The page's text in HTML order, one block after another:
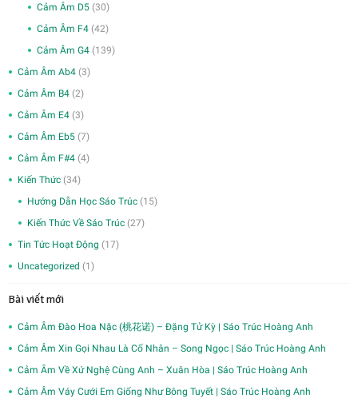
Cảm Âm D5 (30)
Cảm Âm F4 (42)
Cảm Âm G4 (139)
Cảm Âm Ab4 (3)
Cảm Âm B4 (2)
Cảm Âm E4 (3)
Cảm Âm Eb5 (7)
Cảm Âm F#4 (4)
Kiến Thức (34)
Hướng Dẫn Học Sáo Trúc (15)
Kiến Thức Về Sáo Trúc (27)
Tin Tức Hoạt Động (17)
Uncategorized (1)
Bài viết mới
Cảm Âm Đào Hoa Nặc (桃花诺) – Đặng Tử Kỳ | Sáo Trúc Hoàng Anh
Cảm Âm Xin Gọi Nhau Là Cố Nhân – Song Ngọc | Sáo Trúc Hoàng Anh
Cảm Âm Về Xứ Nghệ Cùng Anh – Xuân Hòa | Sáo Trúc Hoàng Anh
Cảm Âm Váy Cưới Em Giống Như Bông Tuyết | Sáo Trúc Hoàng Anh